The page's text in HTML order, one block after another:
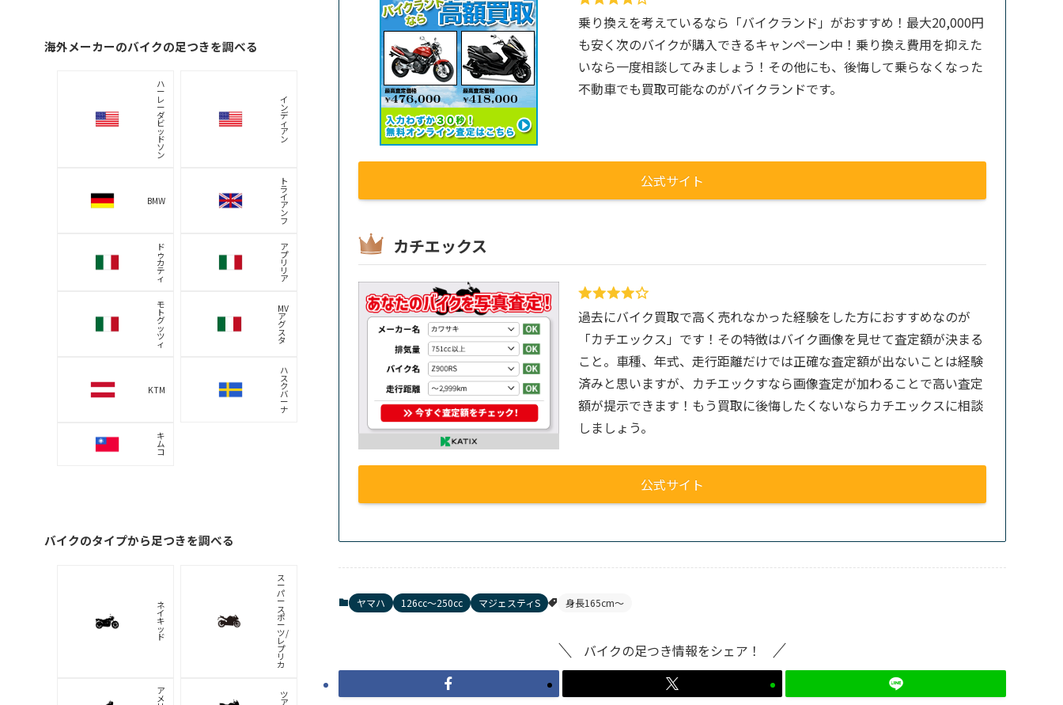
乗り換えを考えているなら「バイクランド」がおすすめ！最大20,000円
も安く次のバイクが購入できるキャンペーン中！乗り換え費用を抑えた
いなら一度相談してみましょう！その他にも、後悔して乗らなくなった
不動車でも買取可能なのがバイクランドです。
公式サイト
カチエックス
過去にバイク買取で高く売れなかった経験をした方におすすめなのが
「カチエックス」です！その特徴はバイク画像を見せて査定額が決まる
こと。車種、年式、走行距離だけでは正確な査定額が出ないことは経験
済みと思いますが、カチエックすなら画像査定が加わることで高い査定
額が提示できます！もう買取に後悔したくないならカチエックスに相談
しましょう。
公式サイト
ヤマハ 126cc〜250cc マジェスティS 身長165cm〜
バイクの足つき情報をシェア！
海外メーカーのバイクの足つきを調べる
ハ
ー
レ
ー
ダ
ビ
ッ
ド
ソ
ン
イ
ン
デ
ィ
ア
ン
BMW
ト
ラ
イ
ア
ン
フ
ド
ゥ
カ
テ
ィ
ア
プ
リ
リ
ア
モ
ト
グ
ッ
ツ
ィ
MV
ア
グ
ス
タ
KTM
ハ
ス
ク
バ
ー
ナ
キ
ム
コ
バイクのタイプから足つきを調べる
ネ
イ
キ
ッ
ド
ス
ー
パ
ー
ス
ポ
ー
ツ/
レ
プ
リ
カ
ア
メ ツ
ア